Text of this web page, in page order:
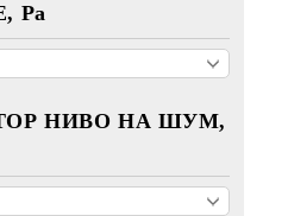
Pa
НИВО НА ШУМ,